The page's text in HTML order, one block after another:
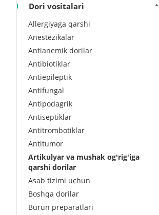
Dori vositalari
Allergiyaga qarshi
Anestezikalar
Antianemik dorilar
Antibiotiklar
Antiepileptik
Antifungal
Antipodagrik
Antiseptiklar
Antitrombotiklar
Antitumor
Artikulyar va mushak og'rig'iga
qarshi dorilar
Asab tizimi uchun
Boshqa dorilar
Burun preparatlari